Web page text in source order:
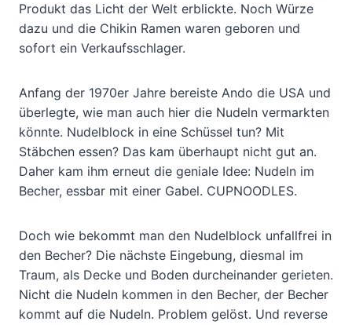
Produkt das Licht der Welt erblickte. Noch Würze
dazu und die Chikin Ramen waren geboren und
sofort ein Verkaufsschlager.
Anfang der 1970er Jahre bereiste Ando die USA und
überlegte, wie man auch hier die Nudeln vermarkten
könnte. Nudelblock in eine Schüssel tun? Mit
Stäbchen essen? Das kam überhaupt nicht gut an.
Daher kam ihm erneut die geniale Idee: Nudeln im
Becher, essbar mit einer Gabel. CUPNOODLES.
Doch wie bekommt man den Nudelblock unfallfrei in
den Becher? Die nächste Eingebung, diesmal im
Traum, als Decke und Boden durcheinander gerieten.
Nicht die Nudeln kommen in den Becher, der Becher
kommt auf die Nudeln. Problem gelöst. Und reverse